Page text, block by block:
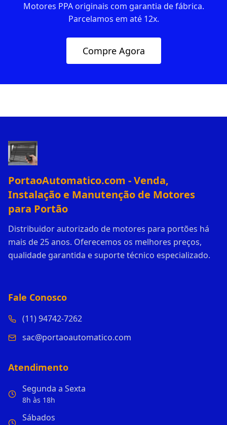
Motores PPA originais com garantia de fábrica.
Parcelamos em até 12x.
Compre Agora
PortaoAutomatico.com - Venda,
Instalação e Manutenção de Motores
para Portão
Distribuidor autorizado de motores para portões há
mais de 25 anos. Oferecemos os melhores preços,
qualidade garantida e suporte técnico especializado.
Fale Conosco
(11) 94742-7262
sac@portaoautomatico.com
Atendimento
Segunda a Sexta
8h às 18h
Sábados